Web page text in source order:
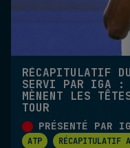
RÉCAPITULATIF
SERVI PAR IGA :
MÈNENT LES
TOUR
PRÉSENTÉ PAR
ATP RÉCAPITULATIF A